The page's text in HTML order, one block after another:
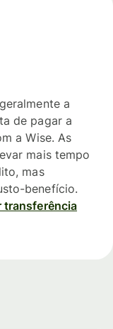
a
de pagar a
a Wise. As
mais tempo
mas
benefício.
transferência